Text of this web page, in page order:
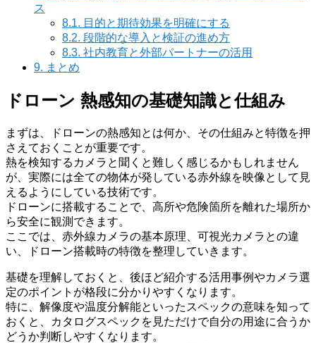
ス
8.1. 目的と期待効果を明確にする
8.2. 段階的な導入と検証の進め方
8.3. 社内教育と外部パートナーの活用
9. まとめ
ドローン 熱感知の基礎知識と仕組み
まずは、ドローンの熱感知とは何か、その仕組みと特徴を押
さえておくことが重要です。
熱を検知するカメラと聞くと難しく感じるかもしれません
が、実際には全ての物体が発している赤外線を映像として見
えるようにしている技術です。
ドローンに搭載することで、高所や危険箇所を離れた場所か
ら安全に観測できます。
ここでは、赤外線カメラの基本原理、可視光カメラとの違
い、ドローン搭載時の特徴を整理していきます。
基礎を理解しておくと、後ほど紹介する活用事例やカメラ選
定のポイントが格段に分かりやすくなります。
特に、解像度や温度分解能といったスペックの意味を知って
おくと、カタログスペックを見ただけで自分の用途に合うか
どうか判断しやすくなります。